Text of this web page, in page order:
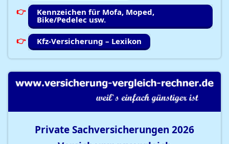
Kennzeichen für Mofa, Moped,
Bike/Pedelec usw.
Kfz-Versicherung – Lexikon
Private Sachversicherungen 2026